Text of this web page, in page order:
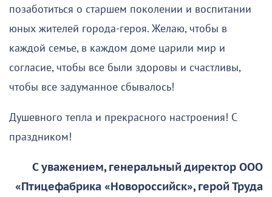
позаботиться о старшем поколении и воспитании
юных жителей города-героя. Желаю, чтобы в
каждой семье, в каждом доме царили мир и
согласие, чтобы все были здоровы и счастливы,
чтобы все задуманное сбывалось!
Душевного тепла и прекрасного настроения! С
праздником!
С уважением, генеральный директор ООО
«Птицефабрика «Новороссийск», герой Труда